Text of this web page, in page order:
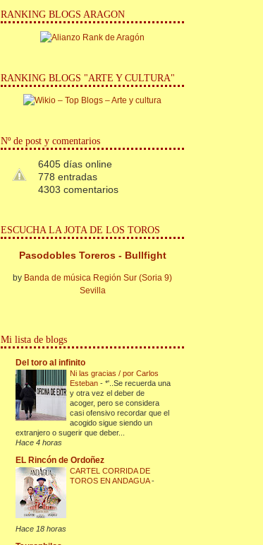
RANKING BLOGS ARAGON
RANKING BLOGS "ARTE Y CULTURA"
Nº de post y comentarios
6405 días online
778 entradas
4303 comentarios
ESCUCHA LA JOTA DE LOS TOROS
Pasodobles Toreros - Bullfight
by Banda de música Región Sur (Soria 9)
Sevilla
Mi lista de blogs
Del toro al infinito
Ni las gracias / por Carlos
Esteban-*'..Se recuerda una
y otra vez el deber de
acoger, pero se considera
casi ofensivo recordar que el
acogido sigue siendo un
extranjero o sugerir que deber...
Hace 4 horas
EL Rincón de Ordoñez
CARTEL CORRIDA DE
TOROS EN ANDAGUA-
Hace 18 horas